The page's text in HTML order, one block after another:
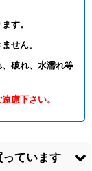
す。
せん。
破れ、水濡れ等
慮下さい。
ています